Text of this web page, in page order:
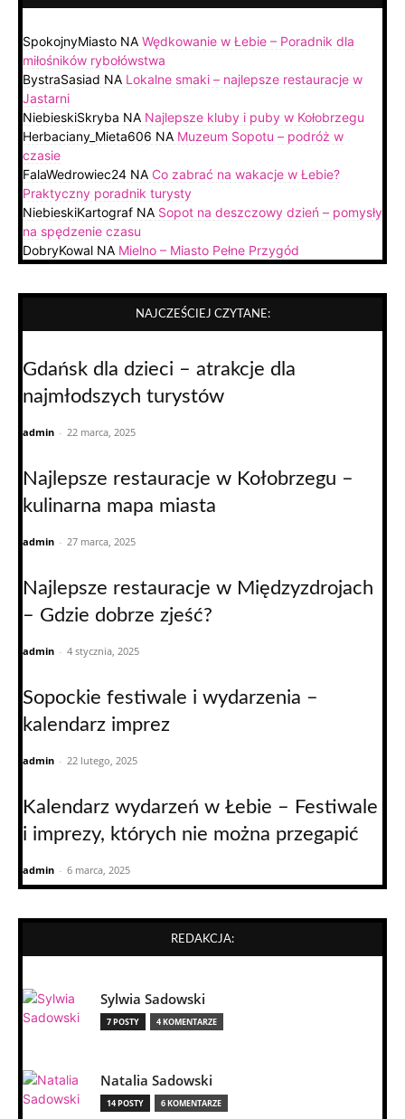
SpokojnyMiasto NA Wędkowanie w Łebie – Poradnik dla
miłośników rybołówstwa
BystraSasiad NA Lokalne smaki – najlepsze restauracje w
Jastarni
NiebieskiSkryba NA Najlepsze kluby i puby w Kołobrzegu
Herbaciany_Mieta606 NA Muzeum Sopotu – podróż w
czasie
FalaWedrowiec24 NA Co zabrać na wakacje w Łebie?
Praktyczny poradnik turysty
NiebieskiKartograf NA Sopot na deszczowy dzień – pomysły
na spędzenie czasu
DobryKowal NA Mielno – Miasto Pełne Przygód
NAJCZEŚCIEJ CZYTANE:
Gdańsk dla dzieci – atrakcje dla
najmłodszych turystów
admin - 22 marca, 2025
Najlepsze restauracje w Kołobrzegu –
kulinarna mapa miasta
admin - 27 marca, 2025
Najlepsze restauracje w Międzyzdrojach
– Gdzie dobrze zjeść?
admin - 4 stycznia, 2025
Sopockie festiwale i wydarzenia –
kalendarz imprez
admin - 22 lutego, 2025
Kalendarz wydarzeń w Łebie – Festiwale
i imprezy, których nie można przegapić
admin - 6 marca, 2025
REDAKCJA:
Sylwia Sadowski
7 POSTY 4 KOMENTARZE
Natalia Sadowski
14 POSTY 6 KOMENTARZE